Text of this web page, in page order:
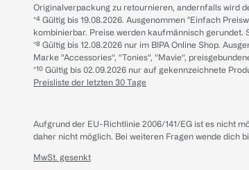
Originalverpackung zu retournieren, andernfalls wird
*⁴ Gültig bis 19.08.2026. Ausgenommen "Einfach
kombinierbar. Preise werden kaufmännisch gerundet.
*⁸ Gültig bis 12.08.2026 nur im BIPA Online Shop.
Marke “Accessories“, “Tonies“, “Mavie“,
*¹⁰ Gültig bis 02.09.2026 nur auf gekennzeichnete
Preisliste der letzten 30 Tage
Aufgrund der EU-Richtlinie 2006/141/EG ist es nicht
daher nicht möglich. Bei weiteren Fragen wende dich
MwSt. gesenkt